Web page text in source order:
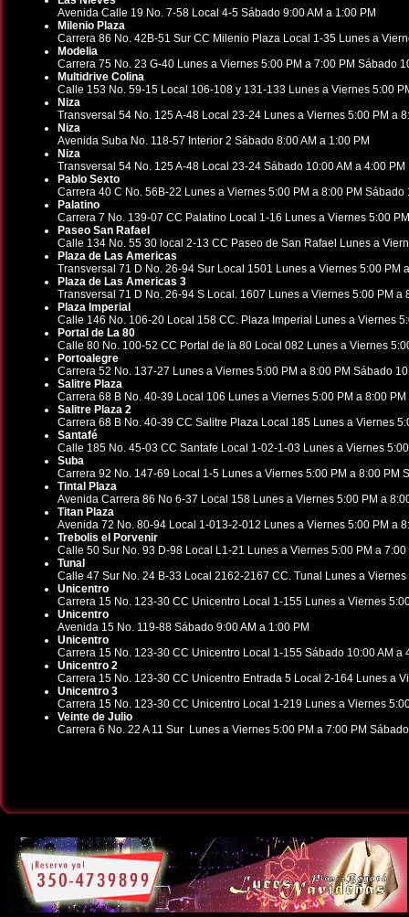
Avenida Calle 19 No. 7-58 Local 4-5 Sábado 9:00 AM a 1:00 PM
Milenio Plaza
Carrera 86 No. 42B-51 Sur CC Milenio Plaza Local 1-35 Lunes a
Modelia
Carrera 75 No. 23 G-40 Lunes a Viernes 5:00 PM a 7:00 PM Sábado
Multidrive Colina
Calle 153 No. 59-15 Local 106-108 y 131-133 Lunes a Viernes 5:00
Niza
Transversal 54 No. 125 A-48 Local 23-24 Lunes a Viernes 5:00 PM a
Niza
Avenida Suba No. 118-57 Interior 2 Sábado 8:00 AM a 1:00 PM
Niza
Transversal 54 No. 125 A-48 Local 23-24 Sábado 10:00 AM a 4:00 PM
Pablo Sexto
Carrera 40 C No. 56B-22 Lunes a Viernes 5:00 PM a 8:00 PM Sábado
Palatino
Carrera 7 No. 139-07 CC Palatino Local 1-16 Lunes a Viernes 5:00
Paseo San Rafael
Calle 134 No. 55 30 local 2-13 CC Paseo de San Rafael Lunes a
Plaza de Las Americas
Transversal 71 D No. 26-94 Sur Local 1501 Lunes a Viernes 5:00 PM
Plaza de Las Americas 3
Transversal 71 D No. 26-94 S Local. 1607 Lunes a Viernes 5:00 PM a
Plaza Imperial
Calle 146 No. 106-20 Local 158 CC. Plaza Imperial Lunes a Viernes
Portal de La 80
Calle 80 No. 100-52 CC Portal de la 80 Local 082 Lunes a Viernes
Portoalegre
Carrera 52 No. 137-27 Lunes a Viernes 5:00 PM a 8:00 PM Sábado
Salitre Plaza
Carrera 68 B No. 40-39 Local 106 Lunes a Viernes 5:00 PM a 8:00
Salitre Plaza 2
Carrera 68 B No. 40-39 CC Salitre Plaza Local 185 Lunes a Viernes
Santafé
Calle 185 No. 45-03 CC Santafe Local 1-02-1-03 Lunes a Viernes
Suba
Carrera 92 No. 147-69 Local 1-5 Lunes a Viernes 5:00 PM a 8:00 PM
Tintal Plaza
Avenida Carrera 86 No 6-37 Local 158 Lunes a Viernes 5:00 PM a
Titan Plaza
Avenida 72 No. 80-94 Local 1-013-2-012 Lunes a Viernes 5:00 PM a
Trebolis el Porvenir
Calle 50 Sur No. 93 D-98 Local L1-21 Lunes a Viernes 5:00 PM a
Tunal
Calle 47 Sur No. 24 B-33 Local 2162-2167 CC. Tunal Lunes a
Unicentro
Carrera 15 No. 123-30 CC Unicentro Local 1-155 Lunes a Viernes
Unicentro
Avenida 15 No. 119-88 Sábado 9:00 AM a 1:00 PM
Unicentro
Carrera 15 No. 123-30 CC Unicentro Local 1-155 Sábado 10:00 AM a
Unicentro 2
Carrera 15 No. 123-30 CC Unicentro Entrada 5 Local 2-164 Lunes a
Unicentro 3
Carrera 15 No. 123-30 CC Unicentro Local 1-219 Lunes a Viernes
Veinte de Julio
Carrera 6 No. 22 A 11 Sur Lunes a Viernes 5:00 PM a 7:00 PM